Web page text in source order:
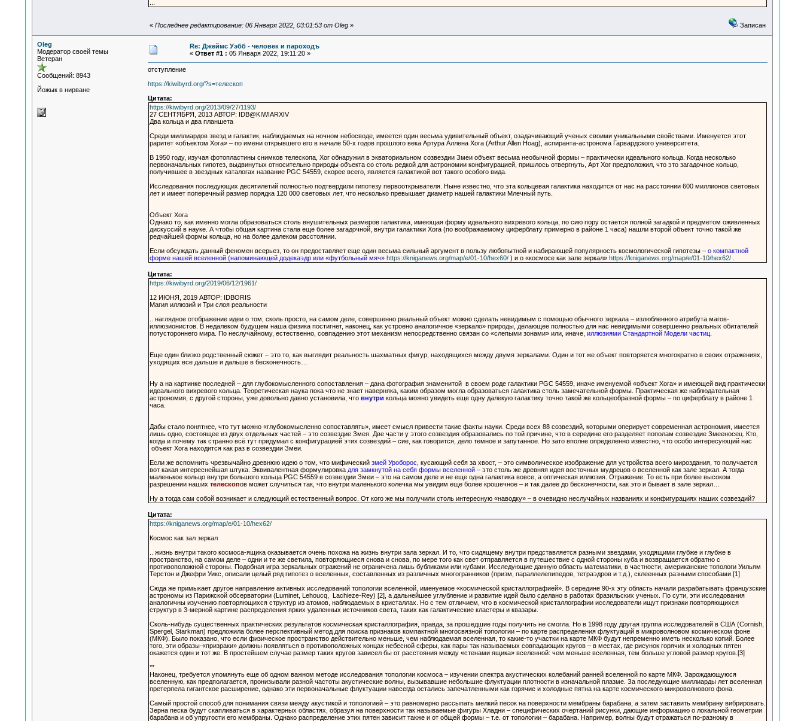
« Последнее редактирование: 06 Января 2022, 03:01:53 от Oleg» Записан
Oleg
Модератор своей темы
Ветеран
Сообщений: 8943
Йожык в нирване
Re: Джеймс Уэбб - человек и пароходъ
« Ответ #1 : 05 Января 2022, 19:11:20 »
отступление
https://kiwibyrd.org/?s=телескоп
Цитата:
https://kiwibyrd.org/2013/09/27/1193/
27 СЕНТЯБРЯ, 2013 АВТОР: IDB@KIWIARXIV
Два кольца и два планшета
Среди миллиардов звезд и галактик, наблюдаемых на ночном небосводе, имеется один весьма удивительный объект, озадачивающий ученых своими уникальными свойствами. Именуется этот
раритет «объектом Хога» – по имени открывшего его в начале 50-х годов прошлого века Артура Аллена Хога (Arthur Allen Hoag), аспиранта-астронома Гарвардского университета.
В 1950 году, изучая фотопластины снимков телескопа, Хог обнаружил в экваториальном созвездии Змеи объект весьма необычной формы – практически идеального кольца. Когда несколько
первоначальных гипотез, выдвинутых относительно природы объекта со столь редкой для астрономии конфигурацией, пришлось отвергнуть, Арт Хог предположил, что это загадочное кольцо,
получившее в звездных каталогах название PGC 54559, скорее всего, является галактикой вот такого особого вида.
Исследования последующих десятилетий полностью подтвердили гипотезу первооткрывателя. Ныне известно, что эта кольцевая галактика находится от нас на расстоянии 600 миллионов световых
лет и имеет поперечный размер порядка 120 000 световых лет, что несколько превышает диаметр нашей галактики Млечный путь.
Объект Хога
Однако то, как именно могла образоваться столь внушительных размеров галактика, имеющая форму идеального вихревого кольца, по сию пору остается полной загадкой и предметом оживленных
дискуссий в науке. А чтобы общая картина стала еще более загадочной, внутри галактики Хога (по воображаемому циферблату примерно в районе 1 часа) нашли второй объект точно такой же
редчайшей формы кольца, но на более далеком расстоянии.
Если обсуждать данный феномен всерьез, то он предоставляет еще один весьма сильный аргумент в пользу любопытной и набирающей популярность космологической гипотезы – о компактной
форме нашей вселенной (напоминающей додекаэдр или «футбольный мяч» https://kniganews.org/map/e/01-10/hex60/) и о «космосе как зале зеркал» https://kniganews.org/map/e/01-10/hex62/.
Цитата:
https://kiwibyrd.org/2019/06/12/1961/
12 ИЮНЯ, 2019 АВТОР: IDBORIS
Магия иллюзий и Три слоя реальности
.. наглядное отображение идеи о том, сколь просто, на самом деле, совершенно реальный объект можно сделать невидимым с помощью обычного зеркала – излюбленного атрибута магов-
иллюзионистов. В недалеком будущем наша физика постигнет, наконец, как устроено аналогичное «зеркало» природы, делающее полностью для нас невидимыми совершенно реальных обитателей
потустороннего мира. По неслучайному, естественно, совпадению этот механизм непосредственно связан со «слепыми зонами» или, иначе, иллюзиями Стандартной Модели частиц.
Еще один близко родственный сюжет – это то, как выглядит реальность шахматных фигур, находящихся между двумя зеркалами. Один и тот же объект повторяется многократно в своих отражениях,
уходящих все дальше и дальше в бесконечность…
Ну а на картинке последней – для глубокомысленного сопоставления – дана фотография знаменитой в своем роде галактики PGC 54559, иначе именуемой «объект Хога» и имеющей вид практически
идеального вихревого кольца. Теоретическая наука пока что не знает наверняка, каким образом могла образоваться галактика столь замечательной формы. Практическая же наблюдательная
астрономия, с другой стороны, уже довольно давно установила, что внутри кольца можно увидеть еще одну далекую галактику точно такой же кольцеобразной формы – по циферблату в районе 1
часа.
Дабы стало понятнее, что тут можно «глубокомысленно сопоставлять», имеет смысл привести такие факты науки. Среди всех 88 созвездий, которыми оперирует современная астрономия, имеется
лишь одно, состоящее из двух отдельных частей – это созвездие Змея. Две части у этого созвездия образовались по той причине, что в середине его разделяет пополам созвездие Змееносец. Кто,
когда и почему так странно всё тут придумал с конфигурацией этих созвездий – сие, как говорится, дело темное и запутанное. Но зато вполне определенно известно, что особо интересующий нас
объект Хога находится как раз в созвездии Змеи.
Если же вспомнить чрезвычайно древнюю идею о том, что мифический змей Уроборос , кусающий себя за хвост, – это символическое изображение для устройства всего мироздания, то получается
вот какая интереснейшая штука. Эквивалентная формулировка для замкнутой на себя формы вселенной– это столь же древняя идея восточных мудрецов о вселенной как зале зеркал. А тогда
маленькое кольцо внутри большого кольца PGC 54559 в созвездии Змеи – это на самом деле и не еще одна галактика вовсе, а оптическая иллюзия. Отражение. То есть при более высоком
разрешении наших телескопов может случиться так, что внутри маленького колечка мы увидим еще более крошечное – и так далее до бесконечности, как это и бывает в зале зеркал…
Ну а тогда сам собой возникает и следующий естественный вопрос. От кого же мы получили столь интересную «наводку» – в очевидно неслучайных названиях и конфигурациях наших созвездий?
Цитата:
https://kniganews.org/map/e/01-10/hex62/
Космос как зал зеркал
.. жизнь внутри такого космоса-ящика оказывается очень похожа на жизнь внутри зала зеркал. И то, что сидящему внутри представляется разными звездами, уходящими глубже и глубже в
пространство, на самом деле – одни и те же светила, повторяющиеся снова и снова, по мере того как свет отправляется в путешествие с одной стороны куба и возвращается обратно с
противоположной стороны. Подобная игра зеркальных отражений не ограничена лишь бубликами или кубами. Исследующие данную область математики, в частности, американские топологи Уильям
Терстон и Джефри Уикс, описали целый ряд гипотез о вселенных, составленных из различных многогранников (призм, параллелепипедов, тетраэдров и т.д.), склеенных разными способами.[1]
Сюда же примыкает другое направление активных исследований топологии вселенной, именуемое «космической кристаллографией». В середине 90-х эту область начали разрабатывать французские
астрономы из Парижской обсерватории (Luminet, Lehoucq, Lachieze-Rey) [2], а дальнейшее углубление и развитие идей было сделано в работах бразильских ученых. По сути, эти исследования
аналогичны изучению повторяющихся структур из атомов, наблюдаемых в кристаллах. Но с тем отличием, что в космической кристаллографии исследователи ищут признаки повторяющихся
структур в 3-мерной картине распределения ярких удаленных источников света, таких как галактические кластеры и квазары.
Сколь-нибудь существенных практических результатов космическая кристаллография, правда, за прошедшие годы получить не смогла. Но в 1998 году другая группа исследователей в США (Cornish,
Spergel, Starkman) предложила более перспективный метод для поиска признаков компактной многосвязной топологии – по карте распределения флуктуаций в микроволновом космическом фоне
(МКФ). Было показано, что если физическое пространство действительно меньше, чем наблюдаемая вселенная, то какие-то участки на карте МКФ будут непременно иметь несколько копий. Более
того, эти образы-«призраки» должны появляться в противоположных концах небесной сферы, как пары так называемых совпадающих кругов – в местах, где рисунок горячих и холодных пятен
окажется один и тот же. В простейшем случае размер таких кругов зависел бы от расстояния между «стенами ящика» вселенной: чем меньше вселенная, тем больше угловой размер кругов.[3]
**
Наконец, требуется упомянуть еще об одном важном методе исследования топологии космоса – изучении спектра акустических колебаний ранней вселенной по карте МКФ. Зарождающуюся
вселенную, как предполагается, пронизывали разной частоты акустические волны, вызывавшие небольшие флуктуации плотности в изначальной плазме. За последующие миллиарды лет вселенная
претерпела гигантское расширение, однако эти первоначальные флуктуации навсегда остались запечатленными как горячие и холодные пятна на карте космического микроволнового фона.
Самый простой способ для понимания связи между акустикой и топологией – это равномерно рассыпать мелкий песок на поверхности мембраны барабана, а затем заставить мембрану вибрировать.
Зерна песка будут скапливаться в характерных областях, образуя на поверхности так называемые фигуры Хладни – специфических очертаний рисунки, дающие информацию о локальной геометрии
барабана и об упругости его мембраны. Однако распределение этих пятен зависит также и от общей формы – т.е. от топологии – барабана. Например, волны будут отражаться по-разному в